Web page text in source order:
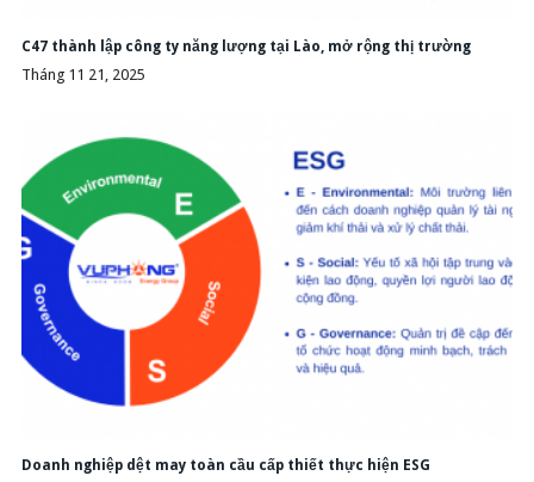
C47 thành lập công ty năng lượng tại Lào, mở rộng thị trường
Tháng 11 21, 2025
Doanh nghiệp dệt may toàn cầu cấp thiết thực hiện ESG